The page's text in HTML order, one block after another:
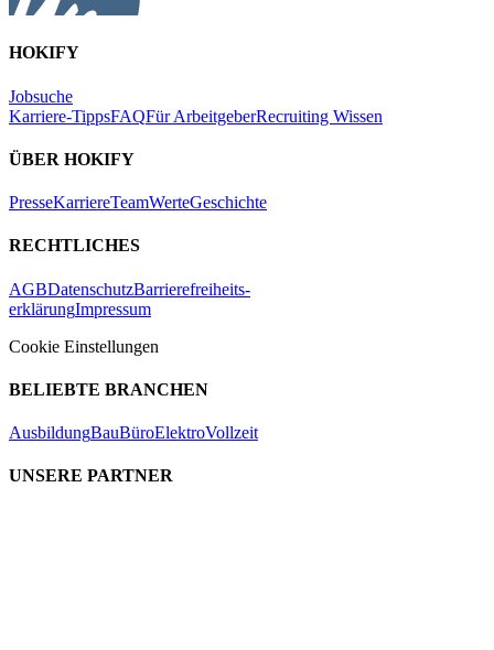
HOKIFY
Jobsuche
Karriere-TippsFAQFür ArbeitgeberRecruiting Wissen
ÜBER HOKIFY
PresseKarriereTeamWerteGeschichte
RECHTLICHES
AGBDatenschutzBarrierefreiheits-
erklärungImpressum
Cookie Einstellungen
BELIEBTE BRANCHEN
AusbildungBauBüroElektroVollzeit
UNSERE PARTNER